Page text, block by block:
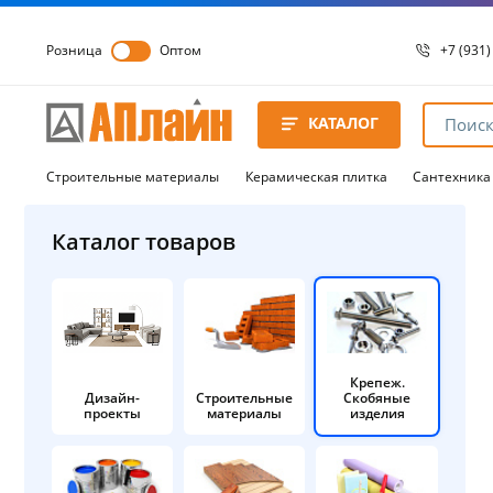
Розница Оптом +7
8 8172
8 8172
КАТАЛОГ
Строительные материалы Керамическая плитка Сантехника
Каталог товаров
Дизайн-
проекты
Строительные
материалы
Крепеж.
Скобяные
изделия